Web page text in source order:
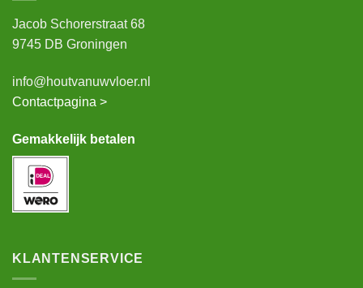
Jacob Schorerstraat 68
9745 DB Groningen
info@houtvanuwvloer.nl
Contactpagina >
Gemakkelijk betalen
KLANTENSERVICE